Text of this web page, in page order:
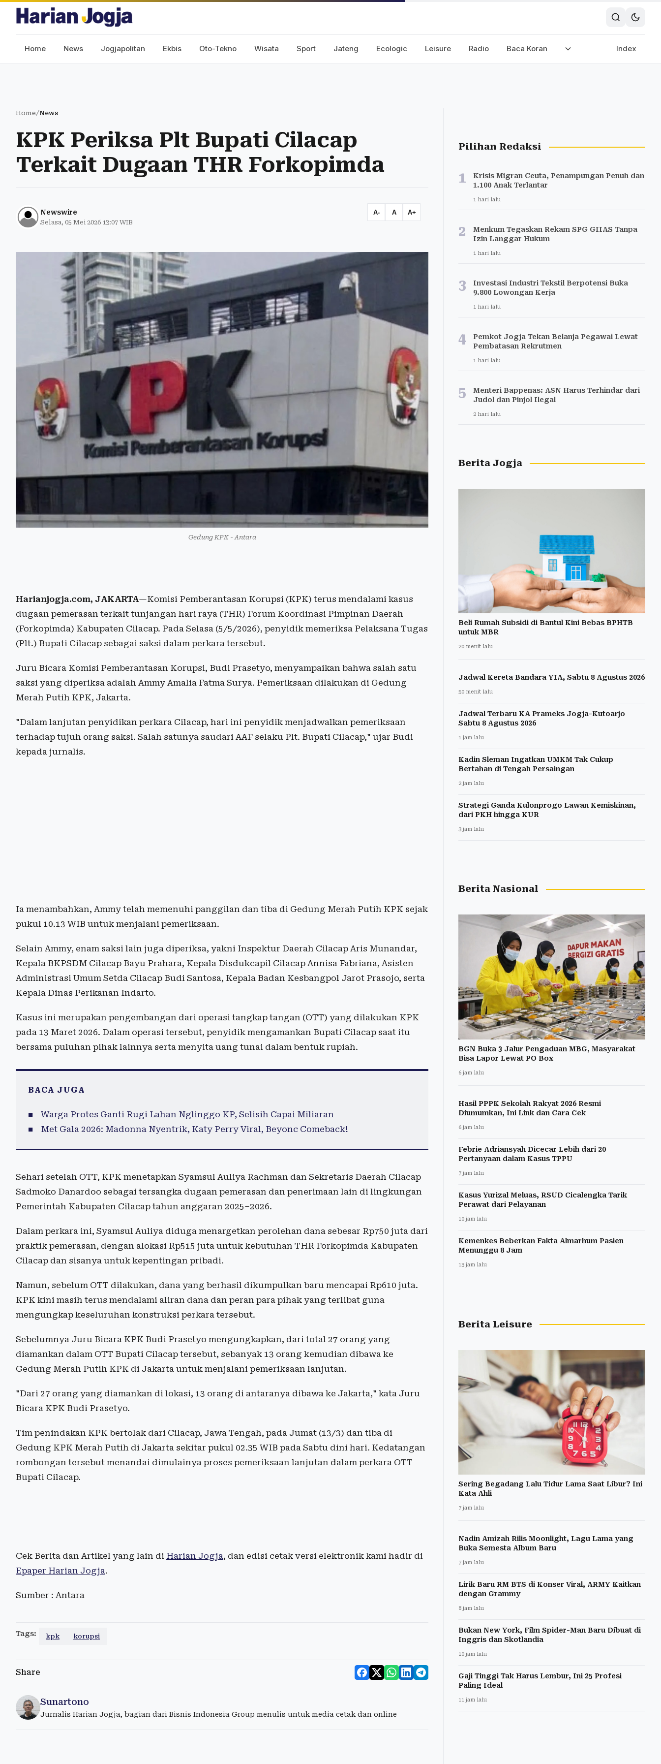
Home News Jogjapolitan Ekbis Oto-Tekno Wisata Sport Jateng Ecologic Leisure Radio Baca Koran Index
Home/News
KPK Periksa Plt Bupati Cilacap
Terkait Dugaan THR Forkopimda
Newswire
Selasa, 05 Mei 2026 13:07 WIB
A- A A+
Gedung KPK - Antara
Harianjogja.com, JAKARTA—Komisi Pemberantasan Korupsi (KPK) terus mendalami kasus
dugaan pemerasan terkait tunjangan hari raya (THR) Forum Koordinasi Pimpinan Daerah
(Forkopimda) Kabupaten Cilacap. Pada Selasa (5/5/2026), penyidik memeriksa Pelaksana Tugas
(Plt.) Bupati Cilacap sebagai saksi dalam perkara tersebut.
Juru Bicara Komisi Pemberantasan Korupsi, Budi Prasetyo, menyampaikan bahwa salah satu
saksi yang diperiksa adalah Ammy Amalia Fatma Surya. Pemeriksaan dilakukan di Gedung
Merah Putih KPK, Jakarta.
"Dalam lanjutan penyidikan perkara Cilacap, hari ini penyidik menjadwalkan pemeriksaan
terhadap tujuh orang saksi. Salah satunya saudari AAF selaku Plt. Bupati Cilacap," ujar Budi
kepada jurnalis.
Ia menambahkan, Ammy telah memenuhi panggilan dan tiba di Gedung Merah Putih KPK sejak
pukul 10.13 WIB untuk menjalani pemeriksaan.
Selain Ammy, enam saksi lain juga diperiksa, yakni Inspektur Daerah Cilacap Aris Munandar,
Kepala BKPSDM Cilacap Bayu Prahara, Kepala Disdukcapil Cilacap Annisa Fabriana, Asisten
Administrasi Umum Setda Cilacap Budi Santosa, Kepala Badan Kesbangpol Jarot Prasojo, serta
Kepala Dinas Perikanan Indarto.
Kasus ini merupakan pengembangan dari operasi tangkap tangan (OTT) yang dilakukan KPK
pada 13 Maret 2026. Dalam operasi tersebut, penyidik mengamankan Bupati Cilacap saat itu
bersama puluhan pihak lainnya serta menyita uang tunai dalam bentuk rupiah.
BACA JUGA
Warga Protes Ganti Rugi Lahan Nglinggo KP, Selisih Capai Miliaran
Met Gala 2026: Madonna Nyentrik, Katy Perry Viral, Beyonc Comeback!
Sehari setelah OTT, KPK menetapkan Syamsul Auliya Rachman dan Sekretaris Daerah Cilacap
Sadmoko Danardoo sebagai tersangka dugaan pemerasan dan penerimaan lain di lingkungan
Pemerintah Kabupaten Cilacap tahun anggaran 2025–2026.
Dalam perkara ini, Syamsul Auliya diduga menargetkan perolehan dana sebesar Rp750 juta dari
praktik pemerasan, dengan alokasi Rp515 juta untuk kebutuhan THR Forkopimda Kabupaten
Cilacap dan sisanya untuk kepentingan pribadi.
Namun, sebelum OTT dilakukan, dana yang berhasil dikumpulkan baru mencapai Rp610 juta.
KPK kini masih terus mendalami aliran dana dan peran para pihak yang terlibat guna
mengungkap keseluruhan konstruksi perkara tersebut.
Sebelumnya Juru Bicara KPK Budi Prasetyo mengungkapkan, dari total 27 orang yang
diamankan dalam OTT Bupati Cilacap tersebut, sebanyak 13 orang kemudian dibawa ke
Gedung Merah Putih KPK di Jakarta untuk menjalani pemeriksaan lanjutan.
"Dari 27 orang yang diamankan di lokasi, 13 orang di antaranya dibawa ke Jakarta," kata Juru
Bicara KPK Budi Prasetyo.
Tim penindakan KPK bertolak dari Cilacap, Jawa Tengah, pada Jumat (13/3) dan tiba di
Gedung KPK Merah Putih di Jakarta sekitar pukul 02.35 WIB pada Sabtu dini hari. Kedatangan
rombongan tersebut menandai dimulainya proses pemeriksaan lanjutan dalam perkara OTT
Bupati Cilacap.
Cek Berita dan Artikel yang lain di Harian Jogja, dan edisi cetak versi elektronik kami hadir di
Epaper Harian Jogja.
Sumber : Antara
Tags: kpk korupsi
Share
Sunartono
Jurnalis Harian Jogja, bagian dari Bisnis Indonesia Group menulis untuk media cetak dan online
Pilihan Redaksi
1
Krisis Migran Ceuta, Penampungan Penuh dan
1.100 Anak Terlantar
1 hari lalu
2
Menkum Tegaskan Rekam SPG GIIAS Tanpa
Izin Langgar Hukum
1 hari lalu
3
Investasi Industri Tekstil Berpotensi Buka
9.800 Lowongan Kerja
1 hari lalu
4
Pemkot Jogja Tekan Belanja Pegawai Lewat
Pembatasan Rekrutmen
1 hari lalu
5
Menteri Bappenas: ASN Harus Terhindar dari
Judol dan Pinjol Ilegal
2 hari lalu
Berita Jogja
Beli Rumah Subsidi di Bantul Kini Bebas BPHTB
untuk MBR
20 menit lalu
Jadwal Kereta Bandara YIA, Sabtu 8 Agustus 2026
50 menit lalu
Jadwal Terbaru KA Prameks Jogja-Kutoarjo
Sabtu 8 Agustus 2026
1 jam lalu
Kadin Sleman Ingatkan UMKM Tak Cukup
Bertahan di Tengah Persaingan
2 jam lalu
Strategi Ganda Kulonprogo Lawan Kemiskinan,
dari PKH hingga KUR
3 jam lalu
Berita Nasional
BGN Buka 3 Jalur Pengaduan MBG, Masyarakat
Bisa Lapor Lewat PO Box
6 jam lalu
Hasil PPPK Sekolah Rakyat 2026 Resmi
Diumumkan, Ini Link dan Cara Cek
6 jam lalu
Febrie Adriansyah Dicecar Lebih dari 20
Pertanyaan dalam Kasus TPPU
7 jam lalu
Kasus Yurizal Meluas, RSUD Cicalengka Tarik
Perawat dari Pelayanan
10 jam lalu
Kemenkes Beberkan Fakta Almarhum Pasien
Menunggu 8 Jam
13 jam lalu
Berita Leisure
Sering Begadang Lalu Tidur Lama Saat Libur? Ini
Kata Ahli
7 jam lalu
Nadin Amizah Rilis Moonlight, Lagu Lama yang
Buka Semesta Album Baru
7 jam lalu
Lirik Baru RM BTS di Konser Viral, ARMY Kaitkan
dengan Grammy
8 jam lalu
Bukan New York, Film Spider-Man Baru Dibuat di
Inggris dan Skotlandia
10 jam lalu
Gaji Tinggi Tak Harus Lembur, Ini 25 Profesi
Paling Ideal
11 jam lalu